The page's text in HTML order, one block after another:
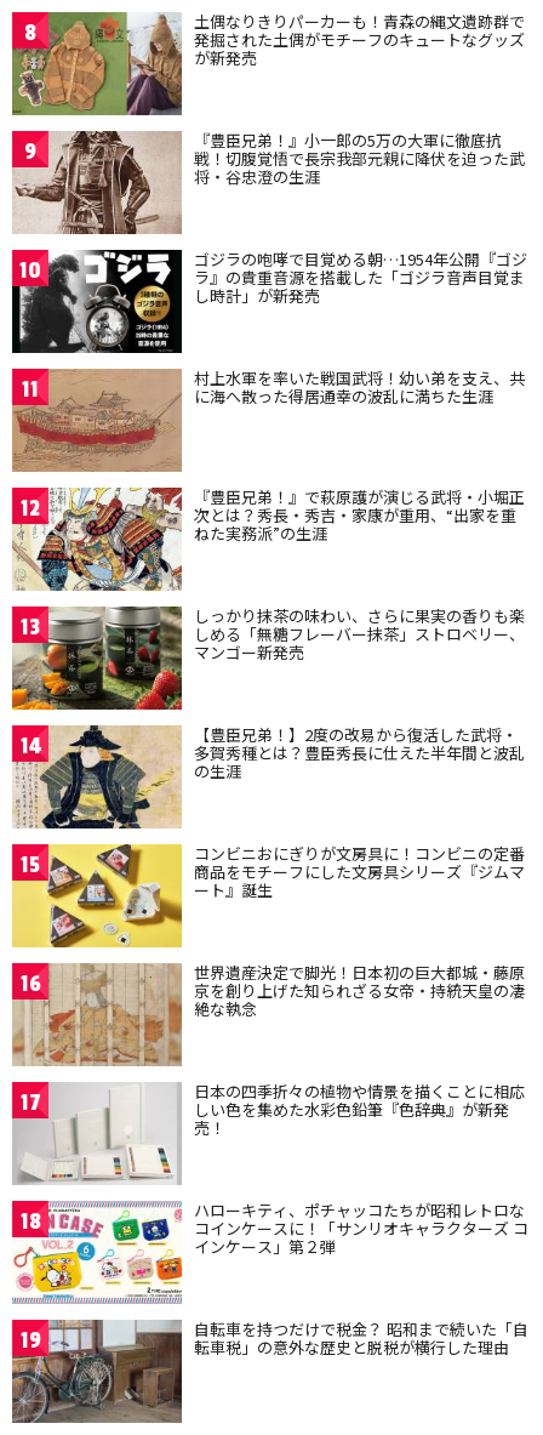
8 土偶なりきりパーカーも！青森の縄文遺跡群で
発掘された土偶がモチーフのキュートなグッズ
が新発売
9 『豊臣兄弟！』小一郎の5万の大軍に徹底抗
戦！切腹覚悟で長宗我部元親に降伏を迫った武
将・谷忠澄の生涯
10 ゴジラの咆哮で目覚める朝…1954年公開『ゴジ
ラ』の貴重音源を搭載した「ゴジラ音声目覚ま
し時計」が新発売
11 村上水軍を率いた戦国武将！幼い弟を支え、共
に海へ散った得居通幸の波乱に満ちた生涯
12 『豊臣兄弟！』で萩原護が演じる武将・小堀正
次とは？秀長・秀吉・家康が重用、“出家を重
ねた実務派”の生涯
13 しっかり抹茶の味わい、さらに果実の香りも楽
しめる「無糖フレーバー抹茶」ストロベリー、
マンゴー新発売
14 【豊臣兄弟！】2度の改易から復活した武将・
多賀秀種とは？豊臣秀長に仕えた半年間と波乱
の生涯
15 コンビニおにぎりが文房具に！コンビニの定番
商品をモチーフにした文房具シリーズ『ジムマ
ート』誕生
16 世界遺産決定で脚光！日本初の巨大都城・藤原
京を創り上げた知られざる女帝・持統天皇の凄
絶な執念
17 日本の四季折々の植物や情景を描くことに相応
しい色を集めた水彩色鉛筆『色辞典』が新発
売！
18 ハローキティ、ポチャッコたちが昭和レトロな
コインケースに！「サンリオキャラクターズ コ
インケース」第２弾
19 自転車を持つだけで税金？ 昭和まで続いた「自
転車税」の意外な歴史と脱税が横行した理由